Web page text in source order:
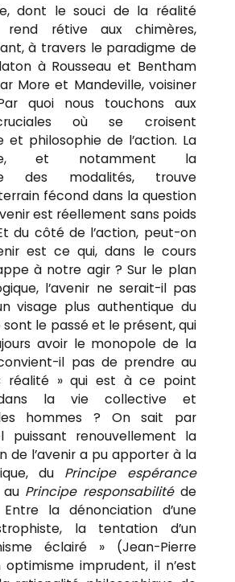
dont le souci de la réalité
rétive aux chimères,
à travers le paradigme de
à Rousseau et Bentham
More et Mandeville, voisiner
quoi nous touchons aux
où se croisent
et philosophie de l’action. La
et notamment la
des modalités, trouve
fécond dans la question
est réellement sans poids
du côté de l’action, peut-on
est ce qui, dans le cours
à notre agir ? Sur le plan
l’avenir ne serait-il pas
visage plus authentique du
le passé et le présent, qui
avoir le monopole de la
il pas de prendre au
réalité » qui est à ce point
la vie collective et
hommes ? On sait par
puissant renouvellement la
de l’avenir a pu apporter à la
du Principe espérance
au Principe responsabilitéde
la dénonciation d’une
la tentation d’un
éclairé » (Jean-Pierre
imprudent, il n’est